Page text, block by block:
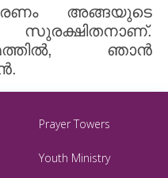
അങ്ങയുടെ
സുരക്ഷിതനാണ്.
ഞാൻ
Prayer Towers
Youth Ministry